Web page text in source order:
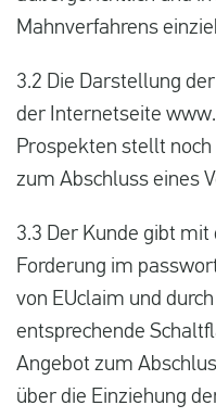
Mahnverfahrens
3.2 Die Darstellung
der Internetseite
Prospekten stellt
zum Abschluss eines
3.3 Der Kunde gibt
Forderung im
von EUclaim und
entsprechende
Angebot zum
über die Einziehung